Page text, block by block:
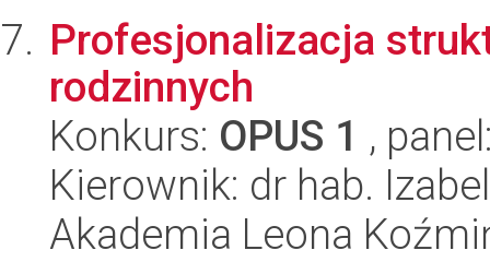
Profesjonalizacja
rodzinnych
Konkurs: OPUS 1 ,
Kierownik: dr hab.
Akademia Leona